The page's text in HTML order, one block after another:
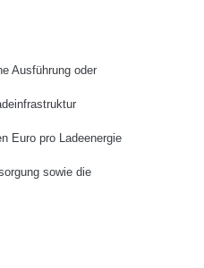
Ausführung oder
Euro pro Ladeenergie
sowie die